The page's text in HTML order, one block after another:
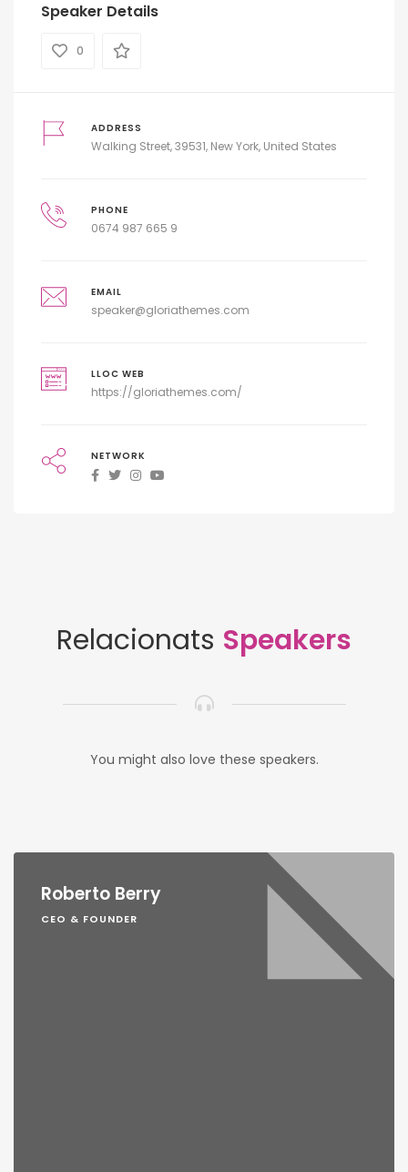
Speaker Details
0
ADDRESS
Walking Street, 39531, New York, United States
PHONE
0674 987 665 9
EMAIL
speaker@gloriathemes.com
LLOC WEB
https://gloriathemes.com/
NETWORK
Relacionats Speakers
You might also love these speakers.
Roberto Berry
CEO & FOUNDER